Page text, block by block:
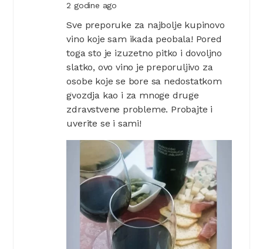
2 godine ago
Sve preporuke za najbolje kupinovo
vino koje sam ikada peobala! Pored
toga sto je izuzetno pitko i dovoljno
slatko, ovo vino je preporuljivo za
osobe koje se bore sa nedostatkom
gvozdja kao i za mnoge druge
zdravstvene probleme. Probajte i
uverite se i sami!